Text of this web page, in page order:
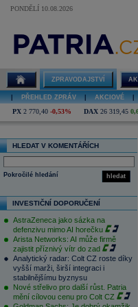
PONDĚLÍ 10.08.2026
ZPRAVODAJSTVÍ
PŘEHLED ZPRÁV AKCIOVÉ
PX 2 770,40 -0,53% DAX 26 319,45
HLEDAT V KOMENTÁŘÍCH
hledat
Pokročilé hledání
INVESTIČNÍ DOPORUČENÍ
AstraZeneca jako sázka na
defenzivu mimo AI horečku
Arista Networks: AI může firmě
zajistit příznivý vítr do zad
Analytický radar: Colt CZ roste díky
vyšší marži, širší integraci i
stabilnějšímu byznysu
Nové střelivo pro další růst. Patria
mění cílovou cenu pro Colt CZ